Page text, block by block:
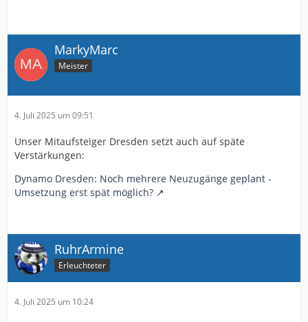
MarkyMarc
Meister
4. Juli 2025 um 09:51
Unser Mitaufsteiger Dresden setzt auch auf späte
Verstärkungen:
Dynamo Dresden: Noch mehrere Neuzugänge geplant -
Umsetzung erst spät möglich?
RuhrArmine
Erleuchteter
4. Juli 2025 um 10:24